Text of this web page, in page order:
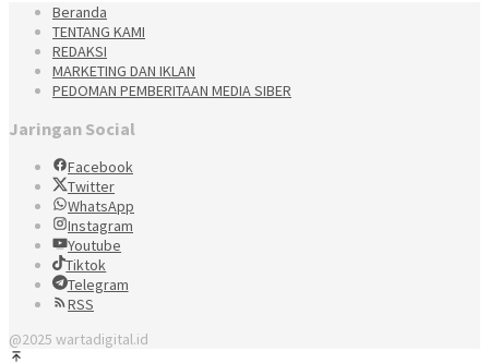
Beranda
TENTANG KAMI
REDAKSI
MARKETING DAN IKLAN
PEDOMAN PEMBERITAAN MEDIA SIBER
Jaringan Social
Facebook
Twitter
WhatsApp
Instagram
Youtube
Tiktok
Telegram
RSS
@2025 wartadigital.id